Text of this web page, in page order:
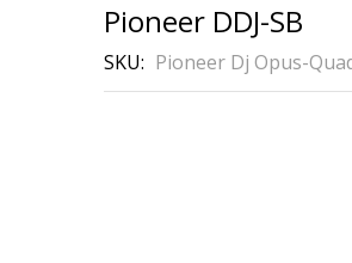
Pioneer DDJ-SB
SKU Pioneer Dj Opus-